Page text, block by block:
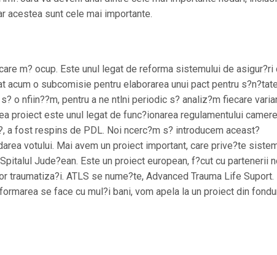
acestea sunt cele mai importante.
m? ocup. Este unul legat de reforma sistemului de asigur?ri
o subcomisie pentru elaborarea unui pact pentru
o nfiin??m, pentru a ne ntlni periodic s? analiz?m fiecare
proiect este unul legat de func?ionarea regulamentului
a fost respins de PDL. Noi ncerc?m s? introducem aceast?
votului. Mai avem un proiect important, care prive?te
Jude?ean. Este un proiect european, f?cut cu partenerii
traumatiza?i. ATLS se nume?te, Advanced Trauma Life Suport.
se face cu mul?i bani, vom apela la un proiect din